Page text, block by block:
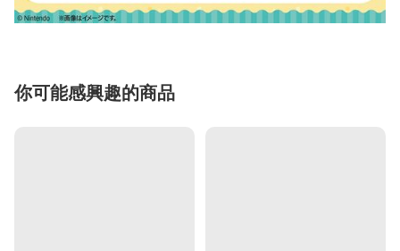
你可能感興趣的商品